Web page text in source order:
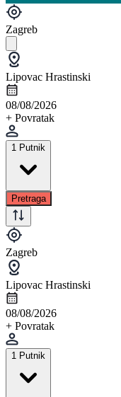
Zagreb
Lipovac Hrastinski
08/08/2026
+ Povratak
1 Putnik
Pretraga
Zagreb
Lipovac Hrastinski
08/08/2026
+ Povratak
1 Putnik